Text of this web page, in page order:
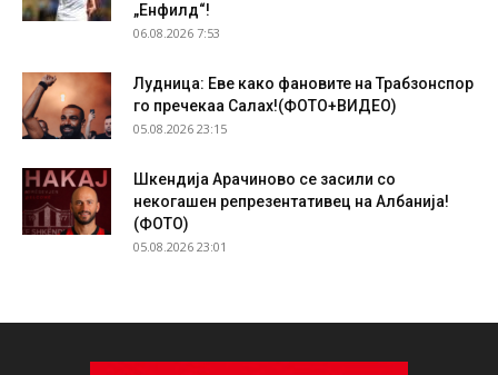
„Енфилд“!
06.08.2026 7:53
Лудница: Еве како фановите на Трабзонспор
го пречекаа Салах!(ФОТО+ВИДЕО)
05.08.2026 23:15
Шкендија Арачиново се засили со
некогашен репрезентативец на Албанија!
(ФОТО)
05.08.2026 23:01